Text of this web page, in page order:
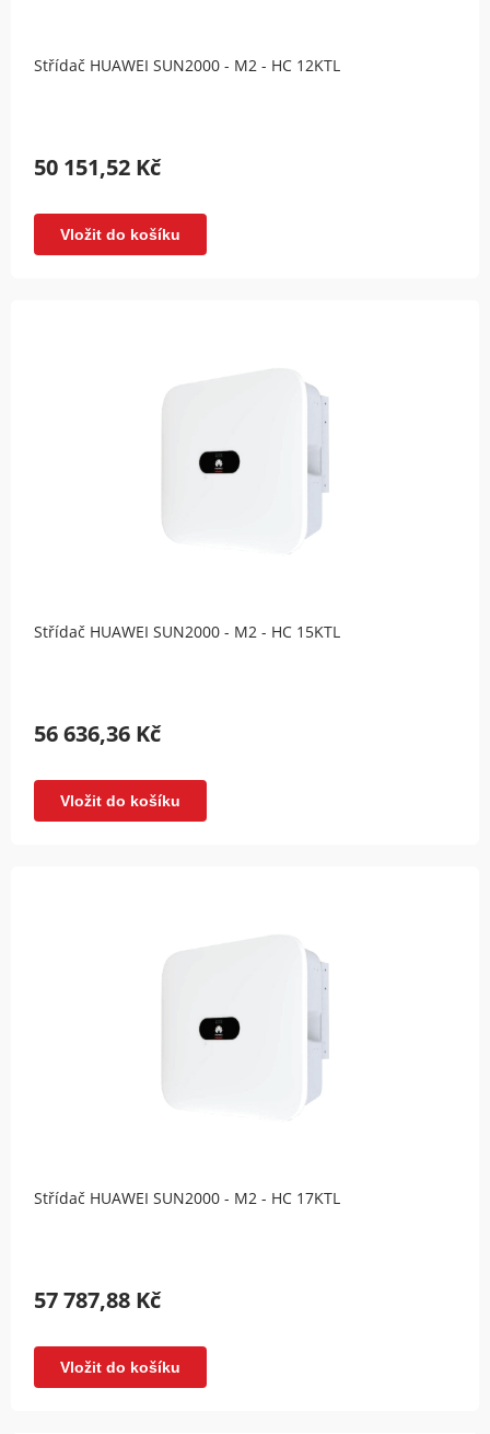
Střídač HUAWEI SUN2000 - M2 - HC 12KTL
50 151,52 Kč
Vložit do košíku
Střídač HUAWEI SUN2000 - M2 - HC 15KTL
56 636,36 Kč
Vložit do košíku
Střídač HUAWEI SUN2000 - M2 - HC 17KTL
57 787,88 Kč
Vložit do košíku